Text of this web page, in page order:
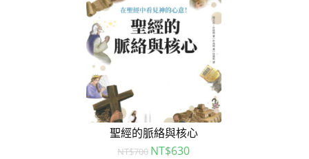
聖經的脈絡與核心
NT$700 NT$630